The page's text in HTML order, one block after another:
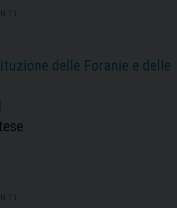
delle Foranie e delle